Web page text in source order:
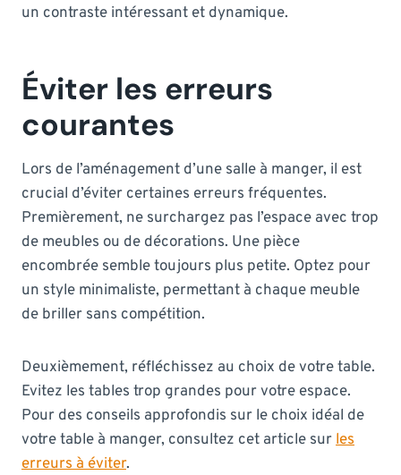
un contraste intéressant et dynamique.
Éviter les erreurs
courantes
Lors de l’aménagement d’une salle à manger, il est
crucial d’éviter certaines erreurs fréquentes.
Premièrement, ne surchargez pas l’espace avec trop
de meubles ou de décorations. Une pièce
encombrée semble toujours plus petite. Optez pour
un style minimaliste, permettant à chaque meuble
de briller sans compétition.
Deuxièmement, réfléchissez au choix de votre table.
Evitez les tables trop grandes pour votre espace.
Pour des conseils approfondis sur le choix idéal de
votre table à manger, consultez cet article surles
erreurs à éviter.